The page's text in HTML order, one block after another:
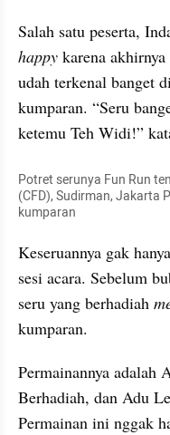
happy karena
udah terkenal banget
kumparan. “Seru
ketemu Teh Widi!”
Potret serunya Fun Run
(CFD), Sudirman, Jakarta
kumparan
Keseruannya gak
sesi acara. Sebelum
seru yang berhadiah
kumparan.
Permainannya adalah
Berhadiah, dan Adu
Permainan ini nggak